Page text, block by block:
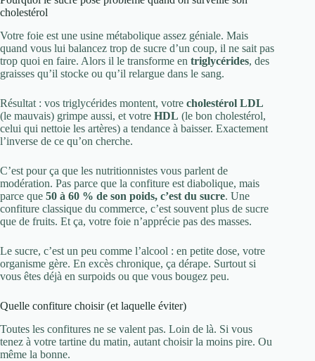
cholestérol
Votre foie est une usine métabolique assez géniale. Mais
quand vous lui balancez trop de sucre d’un coup, il ne sait pas
trop quoi en faire. Alors il le transforme en triglycérides, des
graisses qu’il stocke ou qu’il relargue dans le sang.
Résultat : vos triglycérides montent, votre cholestérol LDL
(le mauvais) grimpe aussi, et votre HDL (le bon cholestérol,
celui qui nettoie les artères) a tendance à baisser. Exactement
l’inverse de ce qu’on cherche.
C’est pour ça que les nutritionnistes vous parlent de
modération. Pas parce que la confiture est diabolique, mais
parce que 50 à 60 % de son poids, c’est du sucre. Une
confiture classique du commerce, c’est souvent plus de sucre
que de fruits. Et ça, votre foie n’apprécie pas des masses.
Le sucre, c’est un peu comme l’alcool : en petite dose, votre
organisme gère. En excès chronique, ça dérape. Surtout si
vous êtes déjà en surpoids ou que vous bougez peu.
Quelle confiture choisir (et laquelle éviter)
Toutes les confitures ne se valent pas. Loin de là. Si vous
tenez à votre tartine du matin, autant choisir la moins pire. Ou
même la bonne.